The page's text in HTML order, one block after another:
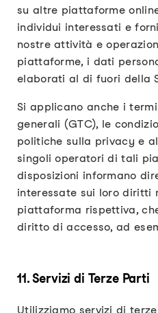
su altre piattaforme
individui interessati e
nostre attività e
piattaforme, i dati
elaborati al di fuori della
Si applicano anche i
generali (GTC), le
politiche sulla privacy e
singoli operatori di tali
disposizioni informano
interessate sui loro diritti
piattaforma rispettiva,
diritto di accesso, ad
11. Servizi di Terze Parti
Utilizziamo servizi di